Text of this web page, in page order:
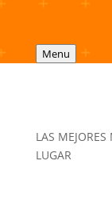
Menu
LAS
LUGAR